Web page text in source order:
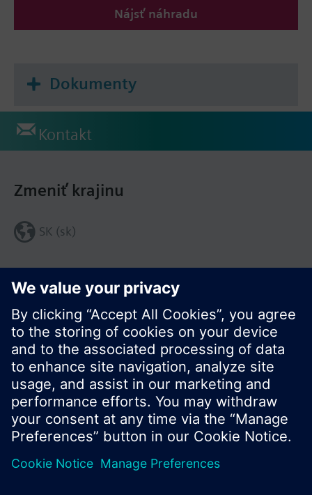
Nájsť náhradu
Dokumenty
Kontakt
Zdieľať túto stránku:
Zmeniť krajinu
SK (sk)
© Siemens Switzerland Ltd. 2016